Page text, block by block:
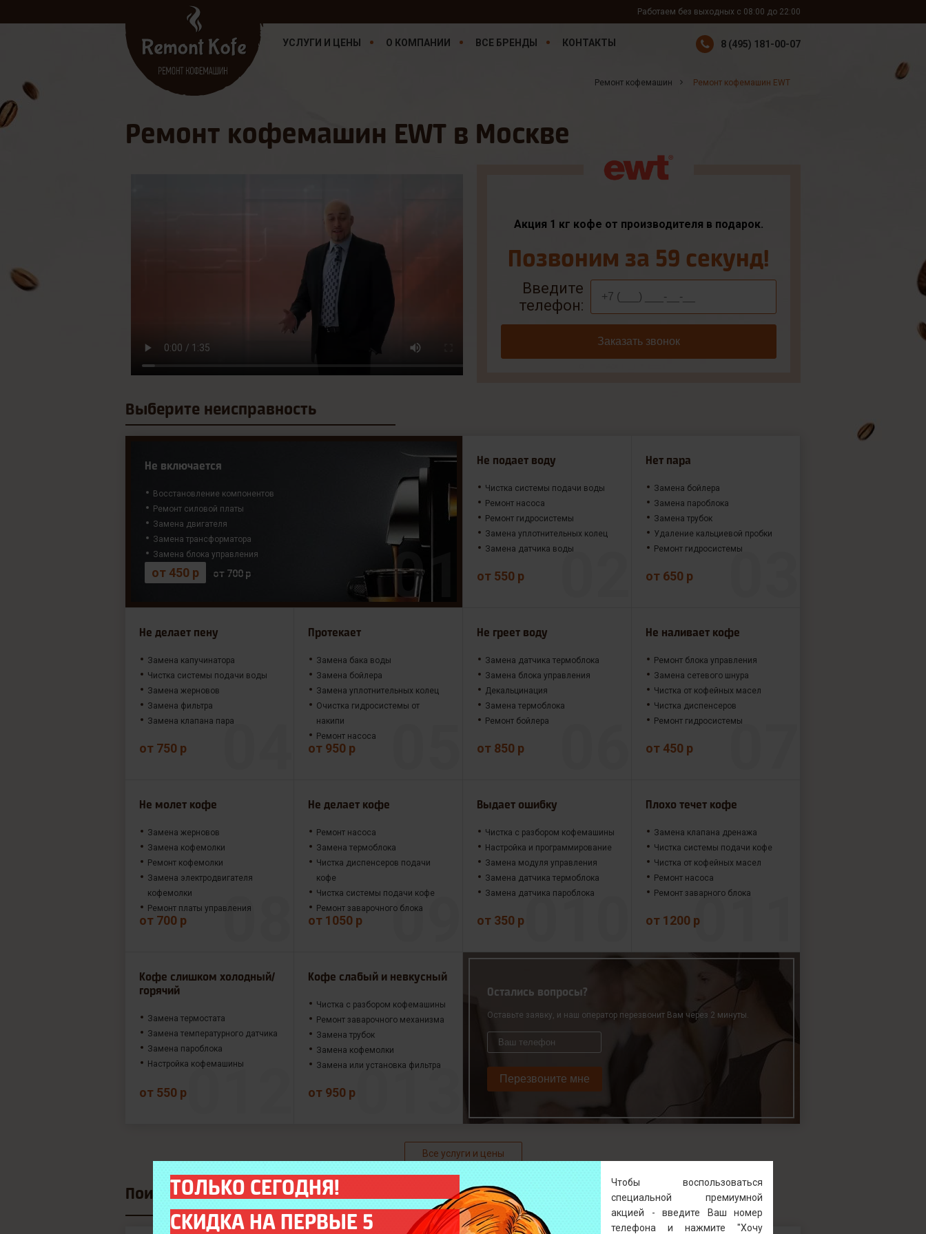
Работаем без выходных с 08:00 до 22:00
УСЛУГИ И ЦЕНЫ О КОМПАНИИ ВСЕ БРЕНДЫ КОНТАКТЫ 8 (495) 181-00-07
Ремонт кофемашин Ремонт кофемашин EWT
Ремонт кофемашин EWT в Москве
Акция 1 кг кофе от производителя в подарок.
Позвоним за 59 секунд!
Введите
телефон:
Заказать звонок
Выберите неисправность
Не включается
Восстановление компонентов
Ремонт силовой платы
Замена двигателя
Замена трансформатора
Замена блока управления
от 450 р от 700 р
Не подает воду
Чистка системы подачи воды
Ремонт насоса
Ремонт гидросистемы
Замена уплотнительных колец
Замена датчика воды
от 550 р
Нет пара
Замена бойлера
Замена пароблока
Замена трубок
Удаление кальциевой пробки
Ремонт гидросистемы
от 650 р
Не делает пену
Замена капучинатора
Чистка системы подачи воды
Замена жерновов
Замена фильтра
Замена клапана пара
от 750 р
Протекает
Замена бака воды
Замена бойлера
Замена уплотнительных колец
Очистка гидросистемы от
накипи
Ремонт насоса
от 950 р
Не греет воду
Замена датчика термоблока
Замена блока управления
Декальцинация
Замена термоблока
Ремонт бойлера
от 850 р
Не наливает кофе
Ремонт блока управления
Замена сетевого шнура
Чистка от кофейных масел
Чистка диспенсеров
Ремонт гидросистемы
от 450 р
Не молет кофе
Замена жерновов
Замена кофемолки
Ремонт кофемолки
Замена электродвигателя
кофемолки
Ремонт платы управления
от 700 р
Не делает кофе
Ремонт насоса
Замена термоблока
Чистка диспенсеров подачи
кофе
Чистка системы подачи кофе
Ремонт заварочного блока
от 1050 р
Выдает ошибку
Чистка с разбором кофемашины
Настройка и программирование
Замена модуля управления
Замена датчика термоблока
Замена датчика пароблока
от 350 р
Плохо течет кофе
Замена клапана дренажа
Чистка системы подачи кофе
Чистка от кофейных масел
Ремонт насоса
Ремонт заварного блока
от 1200 р
Кофе слишком холодный/
горячий
Замена термостата
Замена температурного датчика
Замена пароблока
Настройка кофемашины
от 550 р
Кофе слабый и невкусный
Чистка с разбором кофемашины
Ремонт заварочного механизма
Замена трубок
Замена кофемолки
Замена или установка фильтра
от 950 р
Остались вопросы?
Оставьте заявку, и наш оператор перезвонит Вам через 2 минуты.
Перезвоните мне
Все услуги и цены
Поиск модели
ТОЛЬКО СЕГОДНЯ!
СКИДКА НА ПЕРВЫЕ 5
Чтобы воспользоваться
специальной премиумной
акцией - введите Ваш номер
телефона и нажмите "Хочу